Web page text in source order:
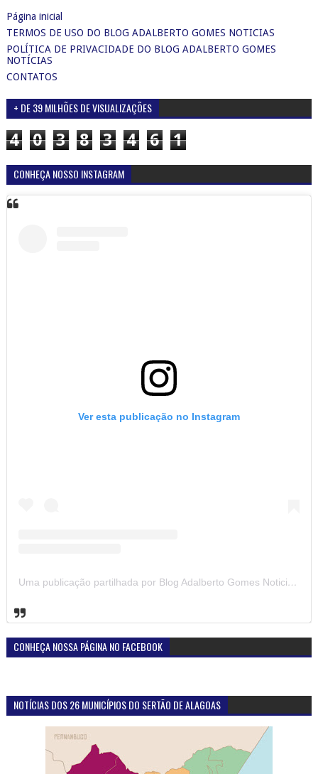
Página inicial
TERMOS DE USO DO BLOG ADALBERTO GOMES NOTICIAS
POLÍTICA DE PRIVACIDADE DO BLOG ADALBERTO GOMES
NOTÍCIAS
CONTATOS
+ DE 39 MILHÕES DE VISUALIZAÇÕES
4 0 3 8 3 4 6 1
CONHEÇA NOSSO INSTAGRAM
Ver esta publicação no Instagram
Uma publicação partilhada por Blog Adalberto Gomes Noticias (@blogadalbertogomesnoticiass)
CONHEÇA NOSSA PÁGINA NO FACEBOOK
NOTÍCIAS DOS 26 MUNICÍPIOS DO SERTÃO DE ALAGOAS